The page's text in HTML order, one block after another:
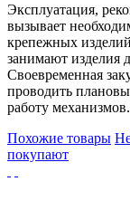
Эксплуатация,
вызывает
крепежных
занимают изделия
Своевременная
проводить
работу механизмов.
Похожие товары
покупают